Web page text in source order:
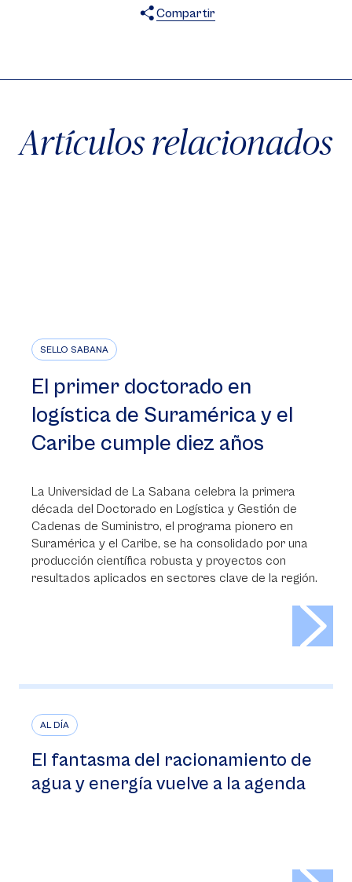
Compartir
Artículos relacionados
SELLO SABANA
El primer doctorado en
logística de Suramérica y el
Caribe cumple diez años
La Universidad de La Sabana celebra la primera
década del Doctorado en Logística y Gestión de
Cadenas de Suministro, el programa pionero en
Suramérica y el Caribe, se ha consolidado por una
producción científica robusta y proyectos con
resultados aplicados en sectores clave de la región.
AL DÍA
El fantasma del racionamiento de
agua y energía vuelve a la agenda